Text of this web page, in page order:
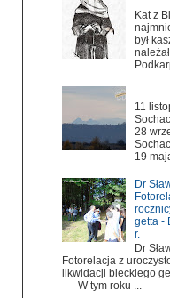
Kat z
był
11
28
19
Dr
getta -
r.
Dr
Fotorelacja z
likwidacji bieckiego
W tym roku ...